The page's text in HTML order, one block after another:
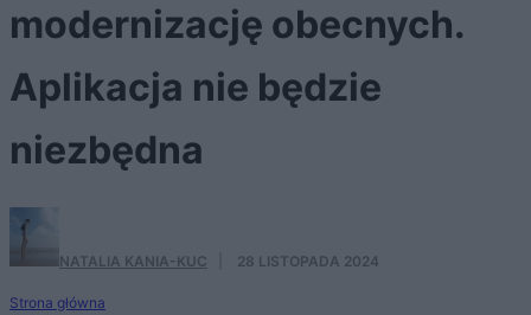
modernizację obecnych.
Aplikacja nie będzie
niezbędna
NATALIA KANIA-KUC 28 LISTOPADA 2024
Strona główna